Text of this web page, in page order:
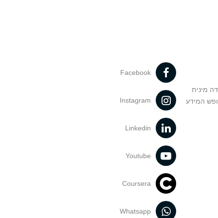
מינית
המידע
Facebook
Instagram
Linkedin
Youtube
Coursera
Whatsapp